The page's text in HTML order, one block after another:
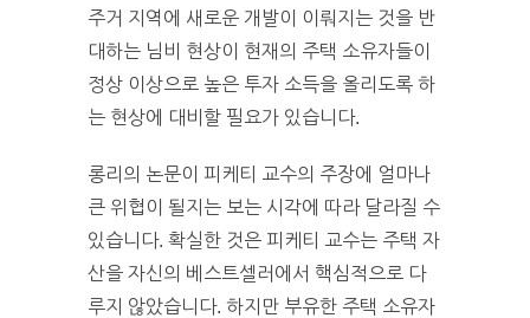
주거 지역에 새로운 개발이 이뤄지는 것을 반
대하는 님비 현상이 현재의 주택 소유자들이
정상 이상으로 높은 투자 소득을 올리도록 하
는 현상에 대비할 필요가 있습니다.
롱리의 논문이 피케티 교수의 주장에 얼마나
큰 위협이 될지는 보는 시각에 따라 달라질 수
있습니다. 확실한 것은 피케티 교수는 주택 자
산을 자신의 베스트셀러에서 핵심적으로 다
루지 않았습니다. 하지만 부유한 주택 소유자